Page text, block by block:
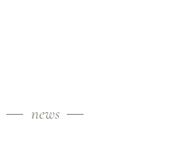
news